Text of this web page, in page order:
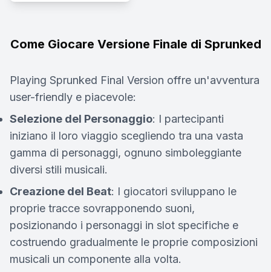
Come Giocare Versione Finale di Sprunked
Playing Sprunked Final Version offre un'avventura
user-friendly e piacevole:
Selezione del Personaggio: I partecipanti
iniziano il loro viaggio scegliendo tra una vasta
gamma di personaggi, ognuno simboleggiante
diversi stili musicali.
Creazione del Beat: I giocatori sviluppano le
proprie tracce sovrapponendo suoni,
posizionando i personaggi in slot specifiche e
costruendo gradualmente le proprie composizioni
musicali un componente alla volta.